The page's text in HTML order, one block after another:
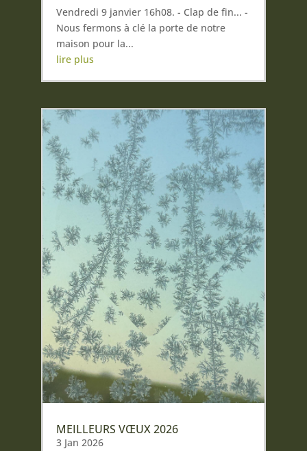
Vendredi 9 janvier 16h08. - Clap de fin... -
Nous fermons à clé la porte de notre
maison pour la...
lire plus
MEILLEURS VŒUX 2026
3 Jan 2026